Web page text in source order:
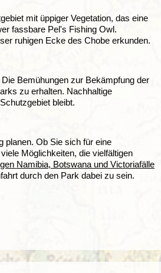
mit üppiger Vegetation, das eine
fassbare Pel's Fishing Owl.
ruhigen Ecke des Chobe erkunden.
Bemühungen zur Bekämpfung der
zu erhalten. Nachhaltige
bleibt.
planen. Ob Sie sich für eine
Möglichkeiten, die vielfältigen
Namibia, Botswana und Victoriafälle
durch den Park dabei zu sein.